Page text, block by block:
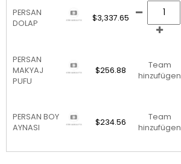
PERSAN
DOLAP
$3,337.65
PERSAN
MAKYAJ
PUFU
$256.88
Team
hinzufügen
PERSAN BOY
AYNASI
$234.56
Team
hinzufügen